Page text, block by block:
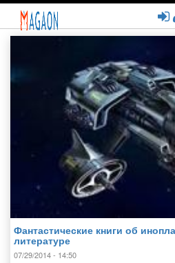
Перейти
основному
Фантастические книги об
литературе
07/29/2014 - 14:50